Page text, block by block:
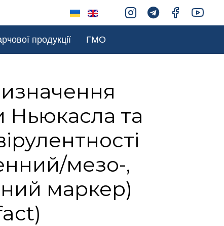
продукції ГМО
Ньюкасла та
мезо-,
маркер)